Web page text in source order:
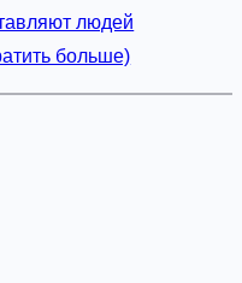
людей
больше)